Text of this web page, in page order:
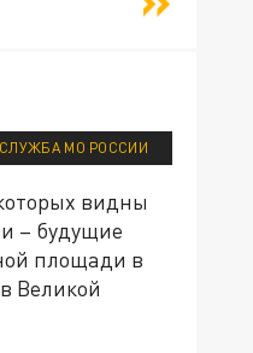
МО РОССИИ
видны
– будущие
площади в
Великой